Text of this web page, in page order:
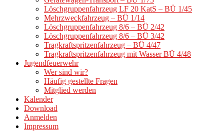
Löschgruppenfahrzeug LF 20 KatS – BÜ 1/45
Mehrzweckfahrzeug – BÜ 1/14
Löschgruppenfahrzeug 8/6 – BÜ 2/42
Löschgruppenfahrzeug 8/6 – BÜ 3/42
Tragkraftspritzenfahrzeug – BÜ 4/47
Tragkraftspritzenfahrzeug mit Wasser BÜ 4/48
Jugendfeuerwehr
Wer sind wir?
Häufig gestellte Fragen
Mitglied werden
Kalender
Download
Anmelden
Impressum